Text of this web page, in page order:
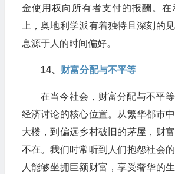
金使用权向所有者支付的报酬。
上，奥地利学派有着独特且深刻的
息源于人的时间偏好。
14、​ 财富分配与不平等
在当今社会，财富分配与不平
经济讨论的核心位置。从繁华都市
大楼，到偏远乡村破旧的茅屋，财
不在。我们时常听到人们抱怨社会
人能够坐拥巨额财富，享受奢华的